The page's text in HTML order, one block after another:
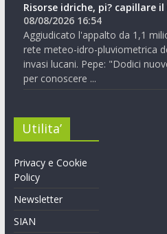
Risorse idriche, pi? capillare
08/08/2026 16:54
Aggiudicato l'appalto da 1,1
rete meteo-idro-pluviometrica
invasi lucani. Pepe: "Dodici
per conoscere ...
Utilita’
Privacy e Cookie
Policy
Newsletter
SIAN